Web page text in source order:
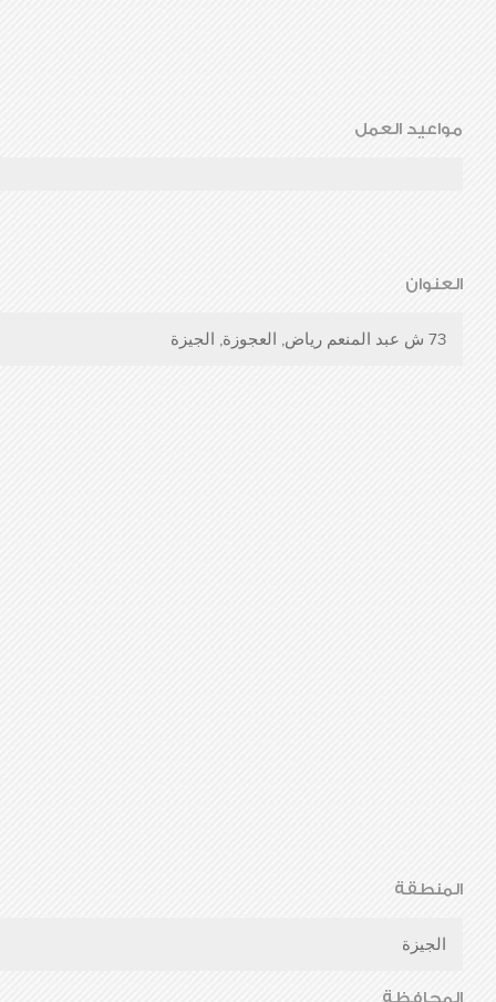
مواعيد العمل
العنوان
73 ش عبد المنعم رياض, العجوزة, الجيزة
المنطقة
الجيزة
المحافظة